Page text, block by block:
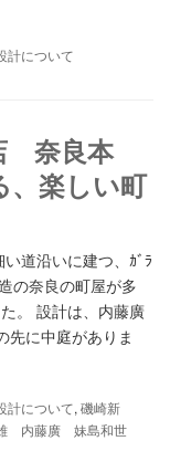
計について
奈良本
楽しい町
道沿いに建つ、ｶﾞﾗ
の奈良の町屋が多
。 設計は、内藤廣
先に中庭がありま
計について, 磯崎新
内藤廣 妹島和世